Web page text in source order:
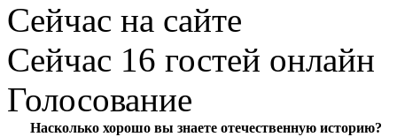
Сейчас на сайте
Сейчас 16 гостей онлайн
Голосование
Насколько хорошо вы знаете отечественную историю?